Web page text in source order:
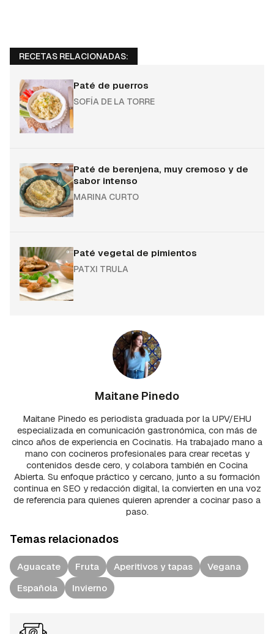
RECETAS RELACIONADAS:
Paté de puerros
SOFÍA DE LA TORRE
Paté de berenjena, muy cremoso y de
sabor intenso
MARINA CURTO
Paté vegetal de pimientos
PATXI TRULA
Maitane Pinedo
Maitane Pinedo es periodista graduada por la UPV/EHU
especializada en comunicación gastronómica, con más de
cinco años de experiencia en Cocinatis. Ha trabajado mano a
mano con cocineros profesionales para crear recetas y
contenidos desde cero, y colabora también en Cocina
Abierta. Su enfoque práctico y cercano, junto a su formación
continua en SEO y redacción digital, la convierten en una voz
de referencia para quienes quieren aprender a cocinar paso a
paso.
Temas relacionados
Aguacate Fruta Aperitivos y tapas
Vegana
Española
Invierno